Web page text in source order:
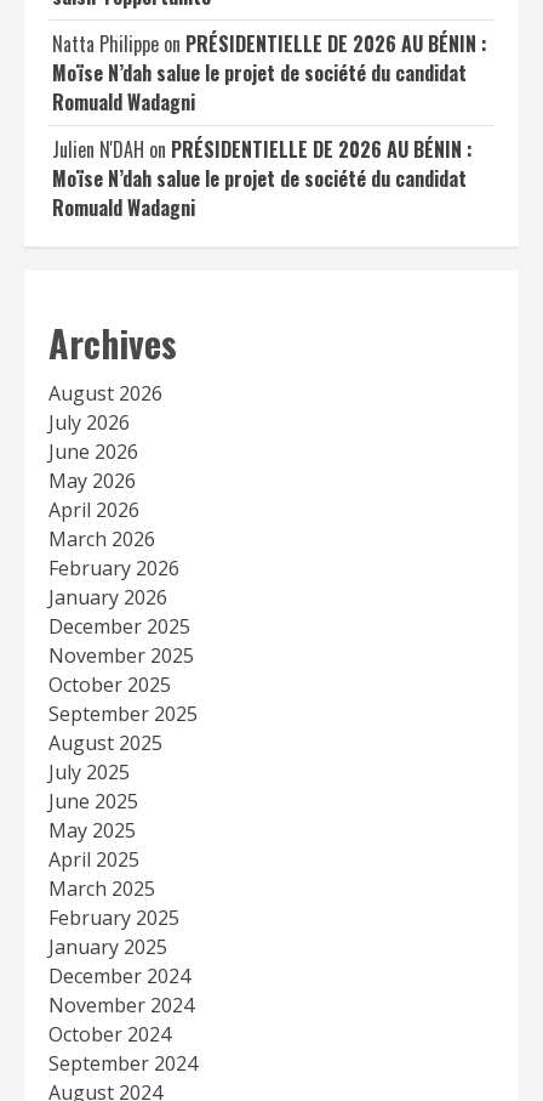
Natta Philippe on PRÉSIDENTIELLE DE 2026 AU BÉNIN :
Moïse N’dah salue le projet de société du candidat
Romuald Wadagni
Julien N'DAH on PRÉSIDENTIELLE DE 2026 AU BÉNIN :
Moïse N’dah salue le projet de société du candidat
Romuald Wadagni
Archives
August 2026
July 2026
June 2026
May 2026
April 2026
March 2026
February 2026
January 2026
December 2025
November 2025
October 2025
September 2025
August 2025
July 2025
June 2025
May 2025
April 2025
March 2025
February 2025
January 2025
December 2024
November 2024
October 2024
September 2024
August 2024